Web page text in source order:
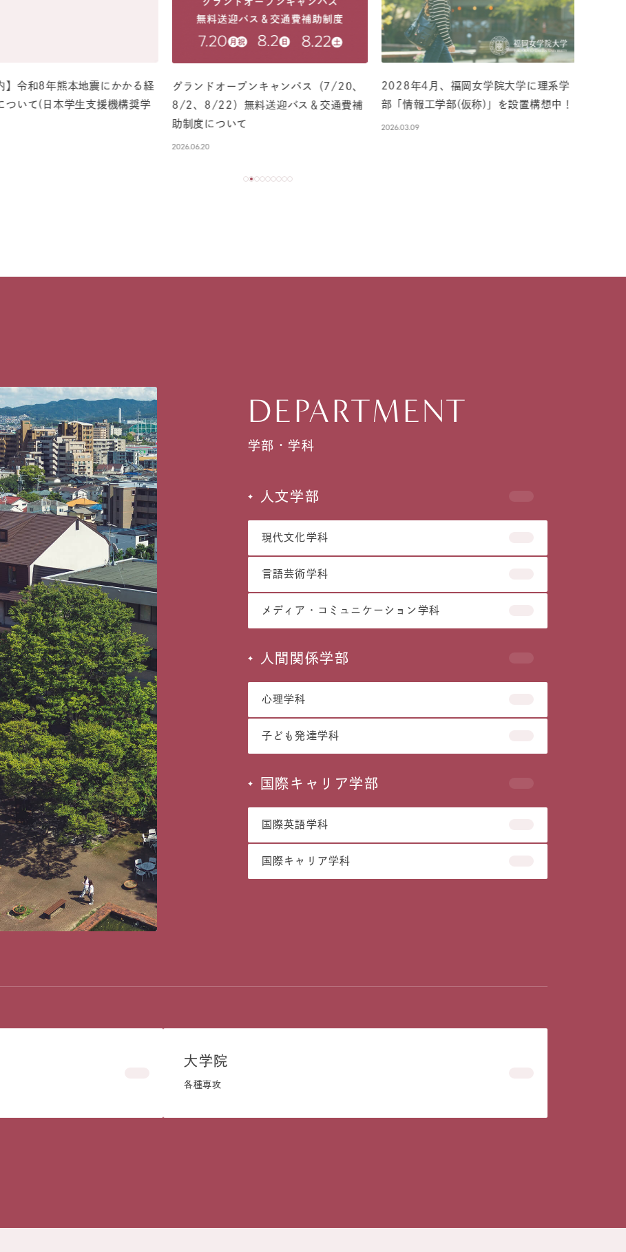
】令和8年熊本地震にかかる経
ついて(日本学生支援機構奨学
グランドオープンキャンパス（7/20、
8/2、8/22）無料送迎バス＆交通費補
助制度について
2026.06.20
2028年4月、福岡女学院大学に理系学
部「情報工学部(仮称)」を設置構想中！
2026.03.09
DEPARTMENT
学部・学科
人文学部
現代文化学科
言語芸術学科
メディア・コミュニケーション学科
人間関係学部
心理学科
子ども発達学科
国際キャリア学部
国際英語学科
国際キャリア学科
大学院
各種専攻